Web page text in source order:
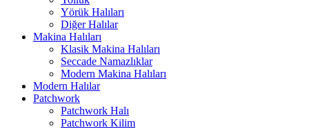
Yörük Halıları
Diğer Halılar
Makina Halıları
Klasik Makina Halıları
Seccade Namazlıklar
Modern Makina Halıları
Modern Halılar
Patchwork
Patchwork Halı
Patchwork Kilim